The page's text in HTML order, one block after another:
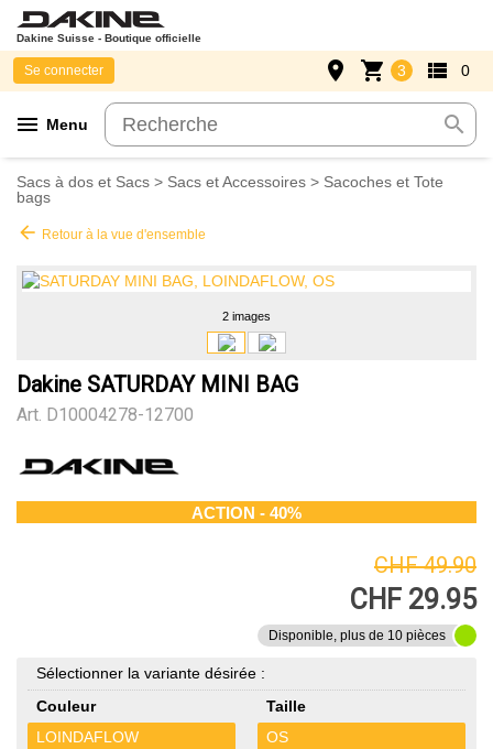
Dakine Suisse - Boutique officielle
menu Menu search
Se connecter place shopping_cart 3 view_list 0
Sacs à dos et Sacs > Sacs et Accessoires > Sacoches et Tote
bags
arrow_back Retour à la vue d'ensemble
2 images
Dakine SATURDAY MINI BAG
Art. D10004278-12700
ACTION - 40%
CHF 49.90
CHF 29.95
Disponible, plus de 10 pièces
Sélectionner la variante désirée :
Couleur
LOINDAFLOW
Taille
OS